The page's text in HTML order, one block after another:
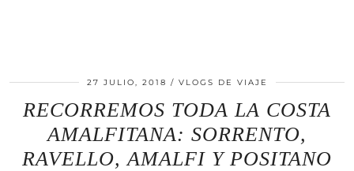
27 JULIO, 2018 VLOGS DE VIAJE
RECORREMOS TODA LA COSTA
AMALFITANA: SORRENTO,
RAVELLO, AMALFI Y POSITANO